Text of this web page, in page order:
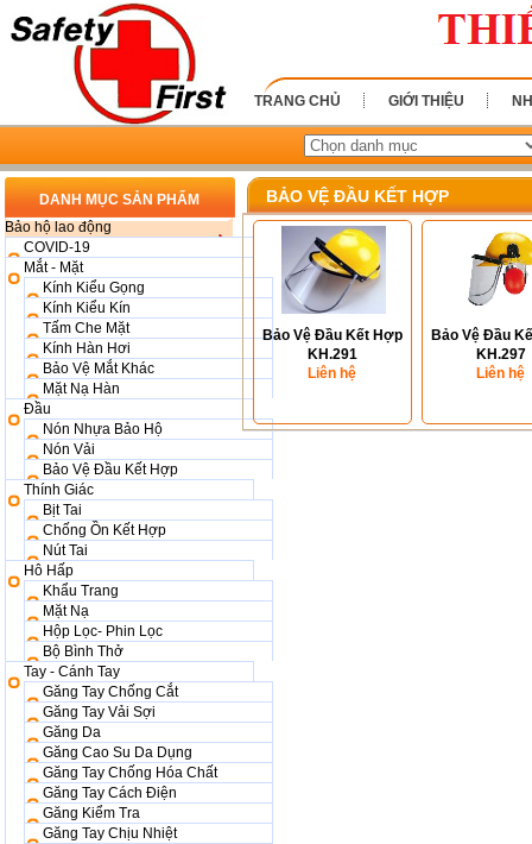
TRANG CHỦ GIỚI THIỆU
DANH MỤC SẢN PHẨM
Bảo hộ lao động
COVID-19
Mắt - Mặt
Kính Kiểu Gọng
Kính Kiểu Kín
Tấm Che Mặt
Kính Hàn Hơi
Bảo Vệ Mắt Khác
Mặt Nạ Hàn
Đầu
Nón Nhựa Bảo Hộ
Nón Vải
Bảo Vệ Đầu Kết Hợp
Thính Giác
Bịt Tai
Chống Ồn Kết Hợp
Nút Tai
Hô Hấp
Khẩu Trang
Mặt Nạ
Hộp Lọc- Phin Lọc
Bộ Bình Thở
Tay - Cánh Tay
Găng Tay Chống Cắt
Găng Tay Vải Sợi
Găng Da
Găng Cao Su Da Dụng
Găng Tay Chống Hóa Chất
Găng Tay Cách Điện
Găng Kiểm Tra
Găng Tay Chịu Nhiệt
BẢO VỆ ĐẦU KẾT HỢP
Bảo Vệ Đầu Kết Hợp
KH.291
Liên hệ
Bảo Vệ Đầu
KH.297
Liên hệ